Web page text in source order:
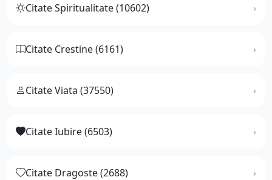
Citate Spiritualitate (10602)
Citate Crestine (6161)
Citate Viata (37550)
Citate Iubire (6503)
Citate Dragoste (2688)